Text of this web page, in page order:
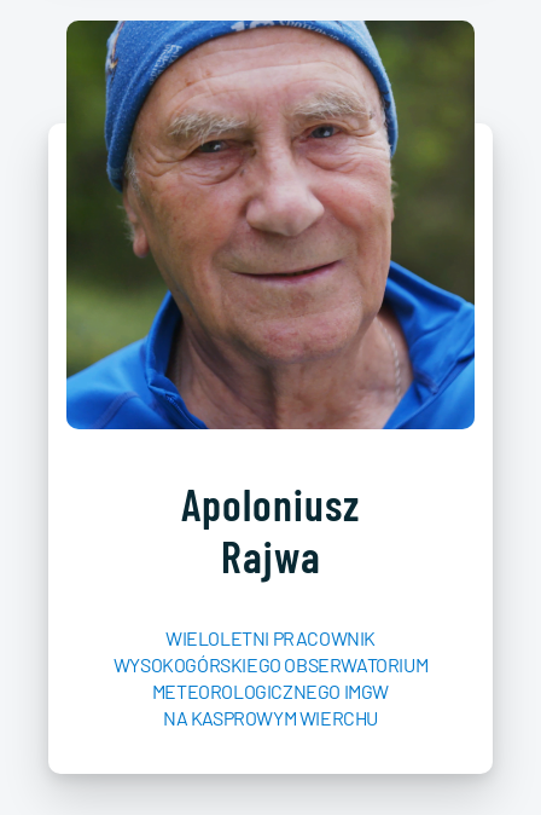
Apoloniusz
Rajwa
WIELOLETNI PRACOWNIK
WYSOKOGÓRSKIEGO OBSERWATORIUM
METEOROLOGICZNEGO IMGW
NA KASPROWYM WIERCHU